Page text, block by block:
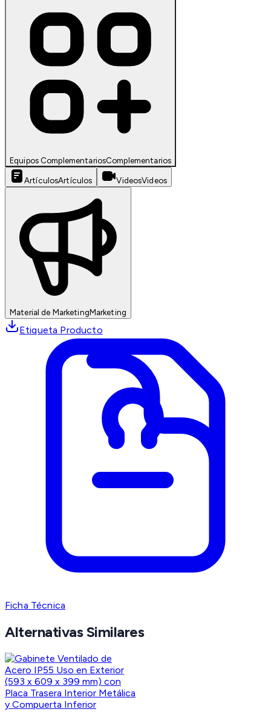
Equipos ComplementariosComplementarios
ArtículosArtículos VideosVideos
Material de MarketingMarketing
Etiqueta Producto
Ficha Técnica
Alternativas Similares